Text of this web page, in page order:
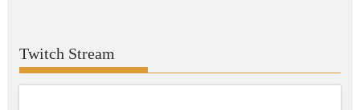
Twitch Stream